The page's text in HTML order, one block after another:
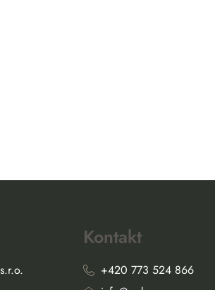
Kontakt
+420 773 524 866